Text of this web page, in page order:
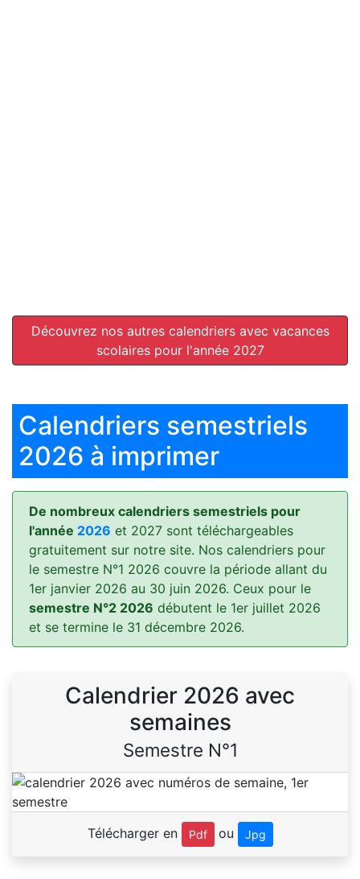
Découvrez nos autres calendriers avec vacances
scolaires pour l'année 2027
Calendriers semestriels
2026 à imprimer
De nombreux calendriers semestriels pour
l'année 2026 et 2027 sont téléchargeables
gratuitement sur notre site. Nos calendriers pour
le semestre N°1 2026 couvre la période allant du
1er janvier 2026 au 30 juin 2026. Ceux pour le
semestre N°2 2026 débutent le 1er juillet 2026
et se termine le 31 décembre 2026.
Calendrier 2026 avec
semaines
Semestre N°1
Télécharger en Pdf ou Jpg